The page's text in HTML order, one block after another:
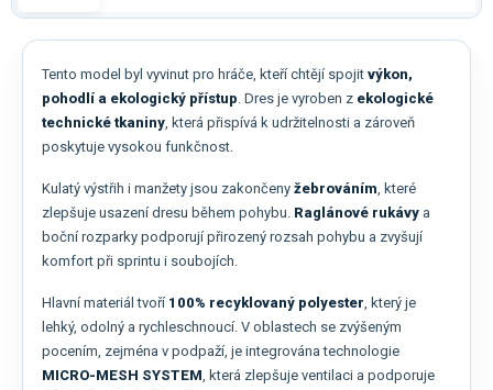
Tento model byl vyvinut pro hráče, kteří chtějí spojit výkon,
pohodlí a ekologický přístup. Dres je vyroben z ekologické
technické tkaniny, která přispívá k udržitelnosti a zároveň
poskytuje vysokou funkčnost.
Kulatý výstřih i manžety jsou zakončeny žebrováním, které
zlepšuje usazení dresu během pohybu. Raglánové rukávy a
boční rozparky podporují přirozený rozsah pohybu a zvyšují
komfort při sprintu i soubojích.
Hlavní materiál tvoří 100% recyklovaný polyester, který je
lehký, odolný a rychleschnoucí. V oblastech se zvýšeným
pocením, zejména v podpaží, je integrována technologie
MICRO-MESH SYSTEM, která zlepšuje ventilaci a podporuje